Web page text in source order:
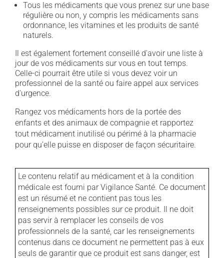
Tous les médicaments que vous prenez sur une base
régulière ou non, y compris les médicaments sans
ordonnance, les vitamines et les produits de santé
naturels.
Il est également fortement conseillé d'avoir une liste à
jour de vos médicaments sur vous en tout temps.
Celle-ci pourrait être utile si vous devez voir un
professionnel de la santé ou faire appel aux services
d'urgence.
Rangez vos médicaments hors de la portée des
enfants et des animaux de compagnie et rapportez
tout médicament inutilisé ou périmé à la pharmacie
pour qu'elle puisse en disposer de façon sécuritaire.
Le contenu relatif au médicament et à la condition
médicale est fourni par Vigilance Santé. Ce document
est un résumé et ne contient pas tous les
renseignements possibles sur ce produit. Il ne doit
pas servir à remplacer les conseils de vos
professionnels de la santé, car les renseignements
contenus dans ce document ne permettent pas à eux
seuls de garantir que ce produit est sans danger, est